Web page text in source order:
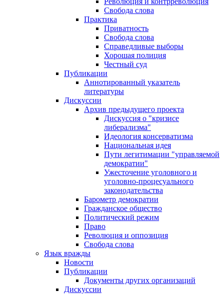
Свобода слова
Практика
Приватность
Свобода слова
Справедливые выборы
Хорошая полиция
Честный суд
Публикации
Аннотированный указатель
литературы
Дискуссии
Архив предыдущего проекта
Дискуссия о "кризисе
либерализма"
Идеология консерватизма
Национальная идея
Пути легитимации "управляемой
демократии"
Ужесточение уголовного и
уголовно-процесуального
законодательства
Барометр демократии
Гражданское общество
Политический режим
Право
Революция и оппозиция
Свобода слова
Язык вражды
Новости
Публикации
Документы других организаций
Дискуссии